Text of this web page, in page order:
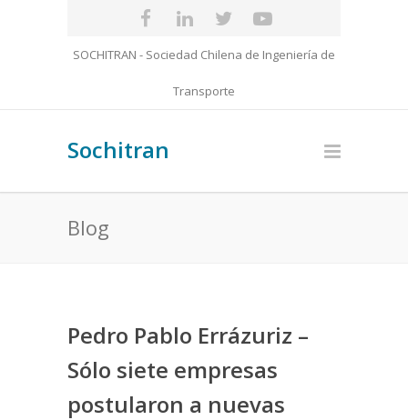
SOCHITRAN - Sociedad Chilena de Ingeniería de
Transporte
Sochitran
Blog
Pedro Pablo Errázuriz –
Sólo siete empresas
postularon a nuevas